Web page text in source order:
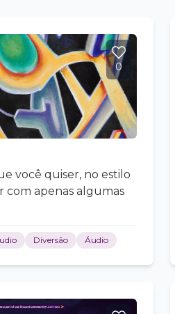
0
você quiser, no estilo
com apenas algumas
Diversão Áudio